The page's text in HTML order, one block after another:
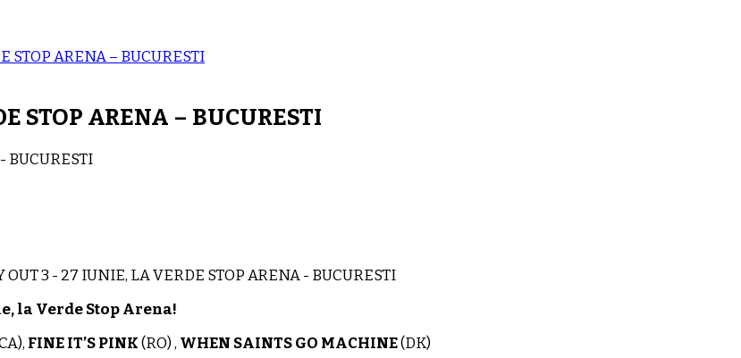
STOP ARENA – BUCURESTI
STOP ARENA – BUCURESTI
la Verde Stop Arena!
FINE IT’S PINK(RO) , WHEN SAINTS GO MACHINE(DK)